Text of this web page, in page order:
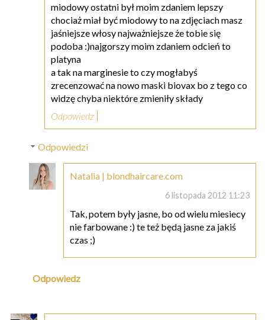
miodowy ostatni był moim zdaniem lepszy
chociaż miał być miodowy to na zdjęciach masz
jaśniejsze włosy najważniejsze że tobie się
podoba :)najgorszy moim zdaniem odcień to
platyna
a tak na marginesie to czy mogłabyś
zrecenzować na nowo maski biovax bo z tego co
widzę chyba niektóre zmieniły składy
Odpowiedz
Odpowiedzi
Natalia | blondhaircare.com
6 listopada 2012 11:23
Tak, potem były jasne, bo od wielu miesiecy
nie farbowane :) te też będą jasne za jakiś
czas ;)
Odpowiedz